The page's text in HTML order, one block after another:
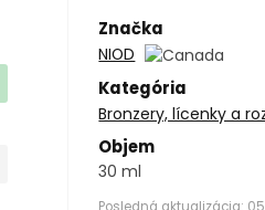
Značka
NIOD
Kategória
Bronzery, lícenky a
Objem
30 ml